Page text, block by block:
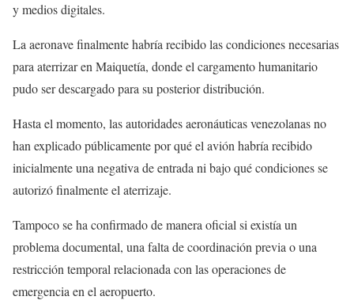
y medios digitales.
La aeronave finalmente habría recibido las condiciones necesarias
para aterrizar en Maiquetía, donde el cargamento humanitario
pudo ser descargado para su posterior distribución.
Hasta el momento, las autoridades aeronáuticas venezolanas no
han explicado públicamente por qué el avión habría recibido
inicialmente una negativa de entrada ni bajo qué condiciones se
autorizó finalmente el aterrizaje.
Tampoco se ha confirmado de manera oficial si existía un
problema documental, una falta de coordinación previa o una
restricción temporal relacionada con las operaciones de
emergencia en el aeropuerto.